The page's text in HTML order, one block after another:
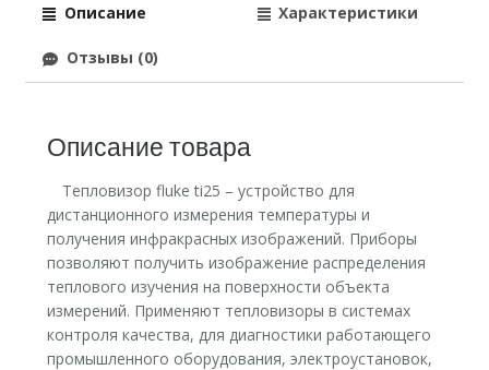
Описание Характеристики
Отзывы (0)
Описание товара
Тепловизор fluke ti25 – устройство для
дистанционного измерения температуры и
получения инфракрасных изображений. Приборы
позволяют получить изображение распределения
теплового изучения на поверхности объекта
измерений. Применяют тепловизоры в системах
контроля качества, для диагностики работающего
промышленного оборудования, электроустановок,